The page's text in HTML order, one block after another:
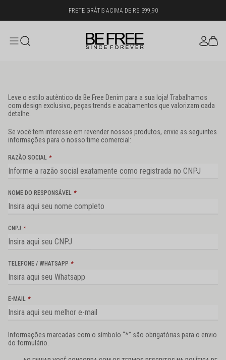
FRETE GRÁTIS ACIMA DE R$ 399,90
Leve o estilo autêntico da Be Free Denim para a sua loja! Trabalhamos
com design exclusivo, peças trends e acabamentos que valorizam cada
detalhe.
Se você tem interesse em revender nossos produtos, envie as seguintes
informações para o nosso time comercial:
RAZÃO SOCIAL *
NOME DO RESPONSÁVEL *
CNPJ *
TELEFONE / WHATSAPP *
E-MAIL *
Informações marcadas com o símbolo “*” são obrigatórias para o envio
do formulário.